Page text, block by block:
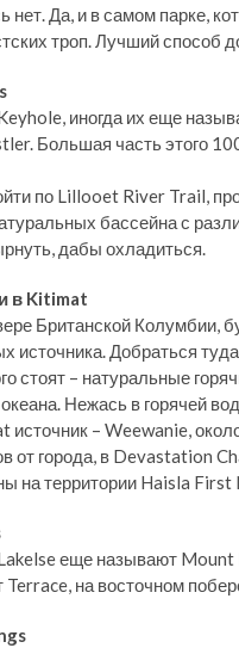
нет. Да, и в самом парке,
троп. Лучший способ
иногда их еще
Большая часть этого
по Lillooet River Trail,
бассейна с
дабы охладиться.
в Kitimat
Британской Колумбии,
источника. Добраться
стоят – натуральные
Нежась в горячей
– Weewanie,
от города, в Devastation
на территории Haisla
еще называют
Terrace, на восточном